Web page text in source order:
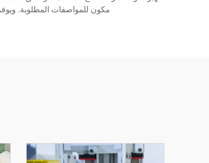
مكون للمواصفات المطلوبة.